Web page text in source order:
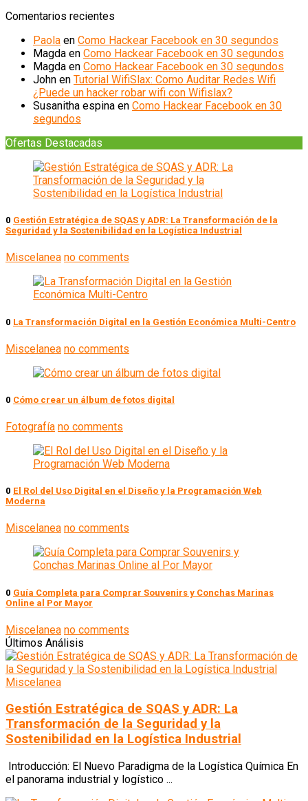
Comentarios recientes
Paola en Como Hackear Facebook en 30 segundos
Magda en Como Hackear Facebook en 30 segundos
Magda en Como Hackear Facebook en 30 segundos
John en Tutorial WifiSlax: Como Auditar Redes Wifi
¿Puede un hacker robar wifi con Wifislax?
Susanitha espina en Como Hackear Facebook en 30
segundos
Ofertas Destacadas
0 Gestión Estratégica de SQAS y ADR: La Transformación de la
Seguridad y la Sostenibilidad en la Logística Industrial
Miscelanea no comments
0 La Transformación Digital en la Gestión Económica Multi-Centro
Miscelanea no comments
0 Cómo crear un álbum de fotos digital
Fotografía no comments
0 El Rol del Uso Digital en el Diseño y la Programación Web
Moderna
Miscelanea no comments
0 Guía Completa para Comprar Souvenirs y Conchas Marinas
Online al Por Mayor
Miscelanea no comments
Últimos Análisis
Miscelanea
Gestión Estratégica de SQAS y ADR: La
Transformación de la Seguridad y la
Sostenibilidad en la Logística Industrial
Introducción: El Nuevo Paradigma de la Logística Química En
el panorama industrial y logístico ...